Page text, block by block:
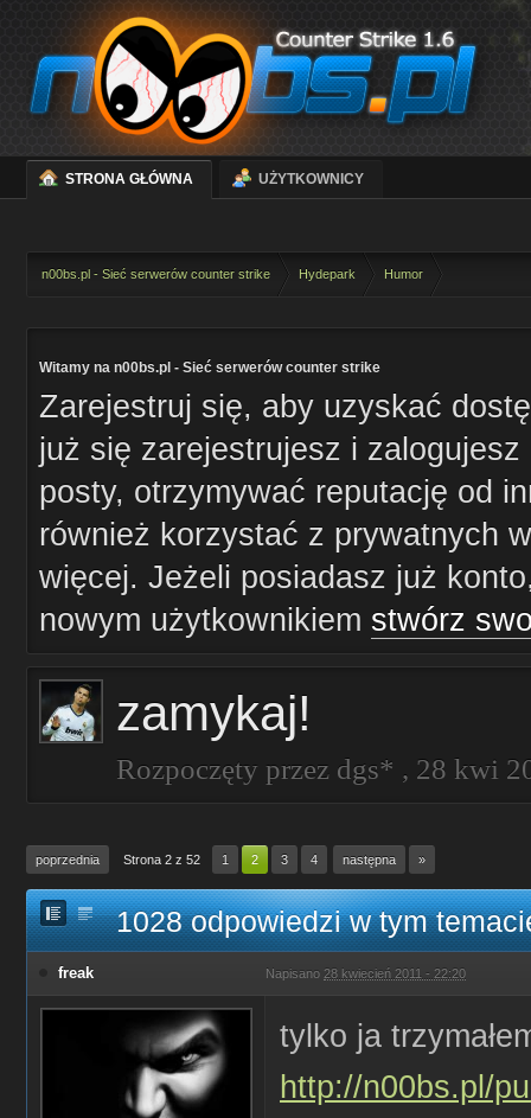
STRONA GŁÓWNA UŻYTKOWNICY
n00bs.pl - Sieć serwerów counter strike Hydepark Humor
Witamy na n00bs.pl - Sieć serwerów counter strike
Zarejestruj się, aby uzyskać
już się zarejestrujesz i
posty, otrzymywać reputację od
również korzystać z prywatnych
więcej. Jeżeli posiadasz już
nowym użytkownikiem stwórz
zamykaj!
Rozpoczęty przez dgs* , 28 kwi
poprzednia Strona 2 z 52 1 2 3 4 następna »
1028 odpowiedzi w tym
freak Napisano 28 kwiecień 2011 - 22:20
tylko ja
http://n00bs.pl/